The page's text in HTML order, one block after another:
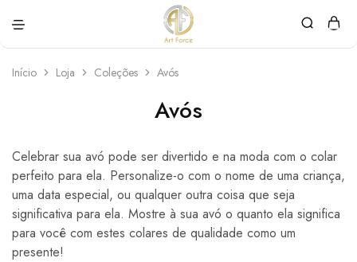
Force
personalizadas
Início Loja Coleções Avós
Avós
Celebrar sua avó pode ser divertido e na moda com o colar
perfeito para ela. Personalize-o com o nome de uma criança,
uma data especial, ou qualquer outra coisa que seja
significativa para ela. Mostre à sua avó o quanto ela significa
para você com estes colares de qualidade como um
presente!